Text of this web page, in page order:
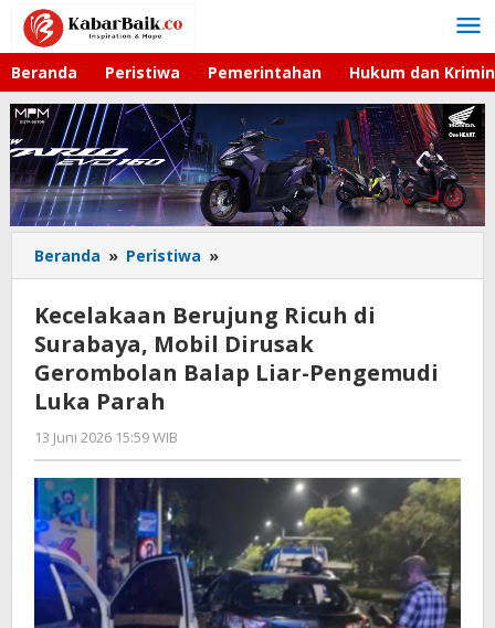
Lewati
konten
Beranda Peristiwa Pemerintahan Hukum dan
Beranda » Peristiwa »
Berujung
Ricuh
di
Surabaya,
Mobil
Liar-
Pengemudi
Parah
Kecelakaan Berujung Ricuh di
Surabaya, Mobil Dirusak
Gerombolan Balap Liar-Pengemudi
Luka Parah
13 Juni 2026 15:59 WIB
Imam
WD